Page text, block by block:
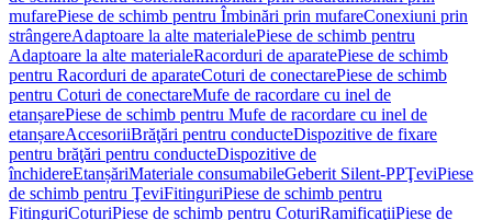
mufarePiese de schimb pentru Îmbinări prin mufareConexiuni prin
strângereAdaptoare la alte materialePiese de schimb pentru
Adaptoare la alte materialeRacorduri de aparatePiese de schimb
pentru Racorduri de aparateCoturi de conectarePiese de schimb
pentru Coturi de conectareMufe de racordare cu inel de
etanșarePiese de schimb pentru Mufe de racordare cu inel de
etanșareAccesoriiBrăţări pentru conducteDispozitive de fixare
pentru brăţări pentru conducteDispozitive de
închidereEtanșăriMateriale consumabileGeberit Silent-PPŢeviPiese
de schimb pentru ŢeviFitinguriPiese de schimb pentru
FitinguriCoturiPiese de schimb pentru CoturiRamificaţiiPiese de